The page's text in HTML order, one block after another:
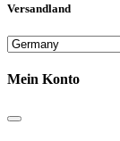
Versandland
Mein Konto